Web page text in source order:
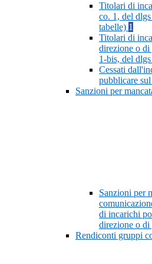
Titolari di
co. 1, del
tabelle) 1
Titolari di
direzione o
1-bis, del
Cessati
pubblicare
Sanzioni per
Sanzioni per
di incarichi
direzione o di
Rendiconti gruppi